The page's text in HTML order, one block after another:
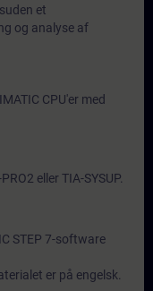
et
og analyse af
CPU'er med
eller TIA-SYSUP.
STEP 7-software
er på engelsk.